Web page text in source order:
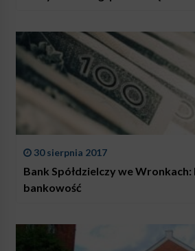
30 sierpnia 2017
Bank Spółdzielczy we
bankowość